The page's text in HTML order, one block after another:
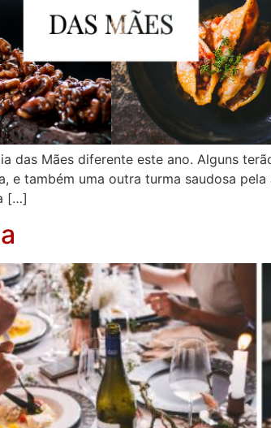
das Mães diferente este ano. Alguns
também uma outra turma saudosa
[…]